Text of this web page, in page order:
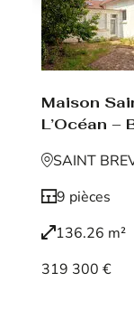
Maison
L’Océan –
SAINT
9 pièces
136.26 m²
319 300 €